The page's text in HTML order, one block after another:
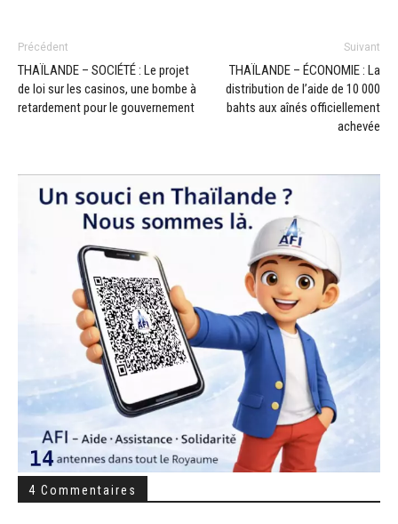
Précédent
THAÏLANDE – SOCIÉTÉ : Le projet
de loi sur les casinos, une bombe à
retardement pour le gouvernement
Suivant
THAÏLANDE – ÉCONOMIE : La
distribution de l’aide de 10 000
bahts aux aînés officiellement
achevée
4 Commentaires